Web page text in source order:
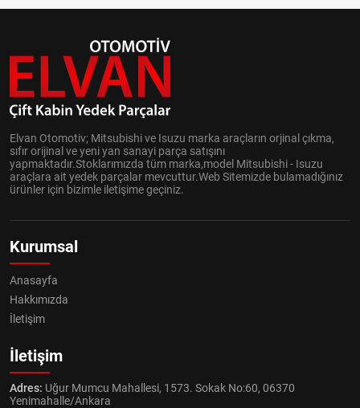
Elvan Otomotiv; Mitsubishi ve Isuzu marka araçların orjinal çıkma,
sıfır orijinal ve yeni yan sanayi parça satışını
yapmaktadır.Stoklarımızda tüm marka,model Mitsubishi - Isuzu
araçlara ait yedek parçalar mevcuttur.Web Sitemizde bulamadığınız
ürünler için bizimle iletişime geçiniz.
Kurumsal
Anasayfa
Hakkımızda
İletişim
İletişim
Adres: Uğur Mumcu Mahallesi, 1573. Sokak No:60, 06370
Yenimahalle/Ankara